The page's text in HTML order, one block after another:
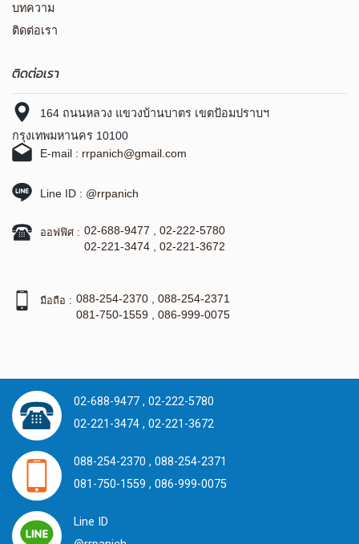
บทความ
ติดต่อเรา
ติดต่อเรา
164 ถนนหลวง แขวงบ้านบาตร เขตป้อมปราบฯ
กรุงเทพมหานคร 10100
E-mail : rrpanich@gmail.com
Line ID : @rrpanich
ออฟฟิศ : 02-688-9477
02-222-5780
02-221-3474
02-221-3672
มือถือ : 088-254-2370
088-254-2371
081-750-1559
086-999-0075
02-688-9477 ,02-222-5780
02-221-3474 ,02-221-3672
088-254-2370 ,088-254-2371
081-750-1559 ,086-999-0075
Line ID